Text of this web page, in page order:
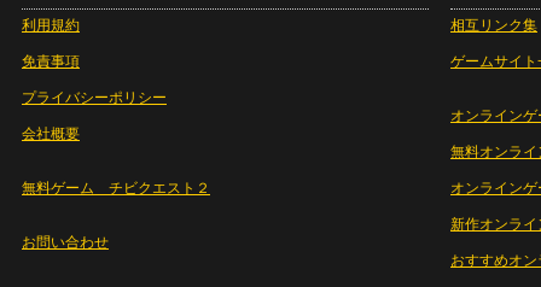
利用規約
免責事項
プライバシーポリシー
会社概要
無料ゲーム チビクエスト２
お問い合わせ
相互リンク集
ゲームサイト
オンラインゲ
無料オンライ
オンライン
新作オンライ
おすすめオ